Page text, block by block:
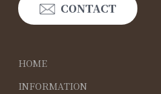
CONTACT
HOME
INFORMATION